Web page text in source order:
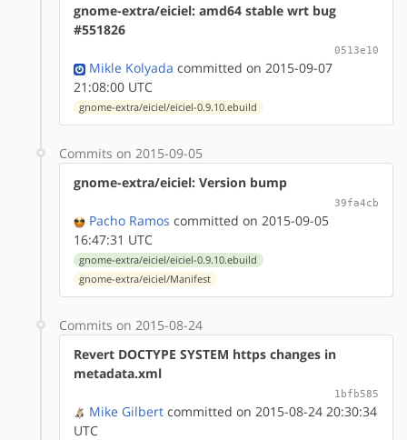
gnome-extra/eiciel: amd64 stable wrt bug
#551826
0513e10
Mikle Kolyada committed on 2015-09-07
21:08:00 UTC
gnome-extra/eiciel/eiciel-0.9.10.ebuild
Commits on 2015-09-05
gnome-extra/eiciel: Version bump
39fa4cb
Pacho Ramos committed on 2015-09-05
16:47:31 UTC
gnome-extra/eiciel/eiciel-0.9.10.ebuild
gnome-extra/eiciel/Manifest
Commits on 2015-08-24
Revert DOCTYPE SYSTEM https changes in
metadata.xml
1bfb585
Mike Gilbert committed on 2015-08-24 20:30:34
UTC